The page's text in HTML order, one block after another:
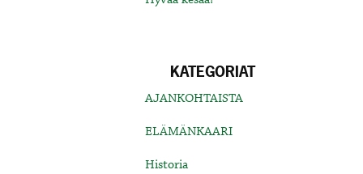
KATEGORIAT
AJANKOHTAISTA
ELÄMÄNKAARI
Historia